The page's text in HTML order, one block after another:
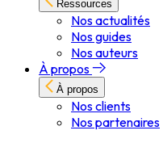
Ressources
Nos actualités
Nos guides
Nos auteurs
À propos
À propos
Nos clients
Nos partenaires